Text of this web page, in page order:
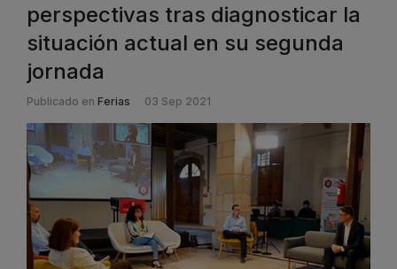
perspectivas tras diagnosticar la
situación actual en su segunda
jornada
Publicado en Ferias 03 Sep 2021